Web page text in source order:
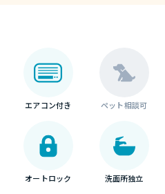
エアコン付き ペット相談可
オートロック 洗面所独立